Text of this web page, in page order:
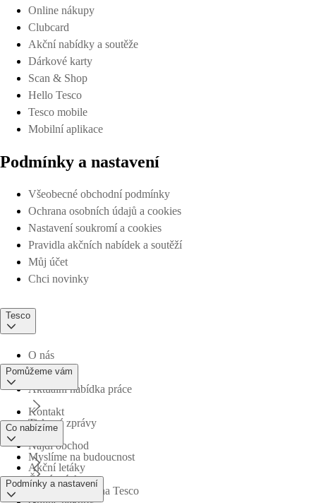
Online nákupy
Clubcard
Akční nabídky a soutěže
Dárkové karty
Scan & Shop
Hello Tesco
Tesco mobile
Mobilní aplikace
Podmínky a nastavení
Všeobecné obchodní podmínky
Ochrana osobních údajů a cookies
Nastavení soukromí a cookies
Pravidla akčních nabídek a soutěží
Můj účet
Chci novinky
Tesco
O nás
Aktuální nabídka práce
Tiskové zprávy
Myslíme na budoucnost
Obchodní skupina Tesco
Pomůžeme vám
Kontakt
Najdi obchod
Časté otázky
Co nabízíme
Akční letáky
Podmínky a nastavení